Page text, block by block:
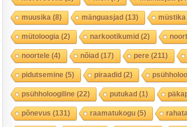
muusika (8) mänguasjad(13) müstika
mütoloogia (2) narkootikumid(2)
noortele (4) nõiad(17) pere (211)
pidutsemine (5) piraadid(2)
psühholoogiline (22) putukad(1)
põnevus (131) raamatukogu(5)